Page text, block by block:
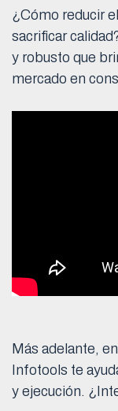
¿Cómo reducir
sacrificar
y robusto que
mercado en
Más adelante,
Infotools te
y ejecución.